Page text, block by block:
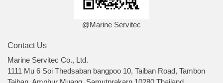
@Marine Servitec
Contact Us
Marine Servitec Co., Ltd.
1111 Mu 6 Soi Thedsaban bangpoo 10, Taiban Road, Tambon